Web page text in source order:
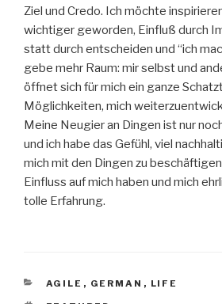
Ziel und Credo. Ich möchte
wichtiger geworden, Einfluß durch
statt durch entscheiden und “ich
gebe mehr Raum: mir selbst und
öffnet sich für mich ein ganze
Möglichkeiten, mich
Meine Neugier an Dingen ist nur
und ich habe das Gefühl, viel
mich mit den Dingen zu
Einfluss auf mich haben und mich
tolle Erfahrung.
CATEGORIES
AGILE , GERMAN , LIFE